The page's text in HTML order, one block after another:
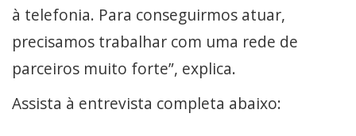
à telefonia. Para conseguirmos atuar,
precisamos trabalhar com uma rede de
parceiros muito forte”, explica.
Assista à entrevista completa abaixo: